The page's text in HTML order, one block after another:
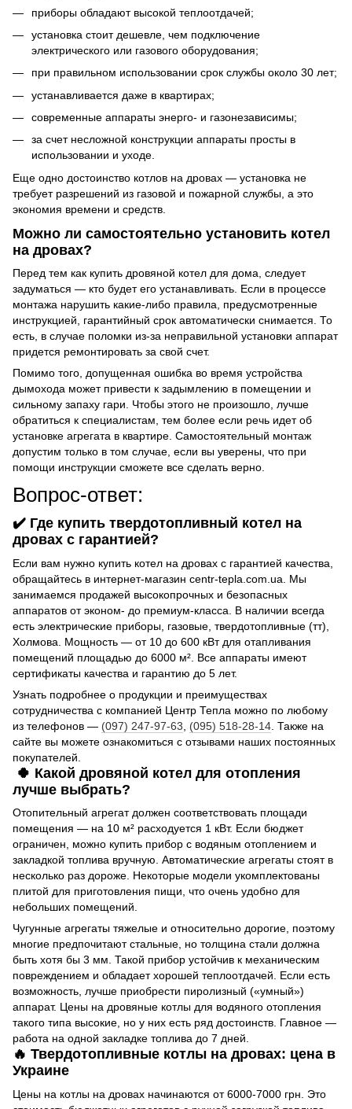
приборы обладают высокой теплоотдачей;
установка стоит дешевле, чем подключение
электрического или газового оборудования;
при правильном использовании срок службы около 30 лет;
устанавливается даже в квартирах;
современные аппараты энерго- и газонезависимы;
за счет несложной конструкции аппараты просты в
использовании и уходе.
Еще одно достоинство котлов на дровах — установка не
требует разрешений из газовой и пожарной службы, а это
экономия времени и средств.
Можно ли самостоятельно установить котел
на дровах?
Перед тем как купить дровяной котел для дома, следует
задуматься — кто будет его устанавливать. Если в процессе
монтажа нарушить какие-либо правила, предусмотренные
инструкцией, гарантийный срок автоматически снимается. То
есть, в случае поломки из-за неправильной установки аппарат
придется ремонтировать за свой счет.
Помимо того, допущенная ошибка во время устройства
дымохода может привести к задымлению в помещении и
сильному запаху гари. Чтобы этого не произошло, лучше
обратиться к специалистам, тем более если речь идет об
установке агрегата в квартире. Самостоятельный монтаж
допустим только в том случае, если вы уверены, что при
помощи инструкции сможете все сделать верно.
Вопрос-ответ:
✔️ Где купить твердотопливный котел на
дровах с гарантией?
Если вам нужно купить котел на дровах с гарантией качества,
обращайтесь в интернет-магазин centr-tepla.com.ua. Мы
занимаемся продажей высокопрочных и безопасных
аппаратов от эконом- до премиум-класса. В наличии всегда
есть электрические приборы, газовые, твердотопливные (тт),
Холмова. Мощность — от 10 до 600 кВт для отапливания
помещений площадью до 6000 м². Все аппараты имеют
сертификаты качества и гарантию до 5 лет.
Узнать подробнее о продукции и преимуществах
сотрудничества с компанией Центр Тепла можно по любому
из телефонов — (097) 247-97-63 (095) 518-28-14 . Также на
сайте вы можете ознакомиться с отзывами наших постоянных
покупателей.
🍀 Какой дровяной котел для отопления
лучше выбрать?
Отопительный агрегат должен соответствовать площади
помещения — на 10 м² расходуется 1 кВт. Если бюджет
ограничен, можно купить прибор с водяным отоплением и
закладкой топлива вручную. Автоматические агрегаты стоят в
несколько раз дороже. Некоторые модели укомплектованы
плитой для приготовления пищи, что очень удобно для
небольших помещений.
Чугунные агрегаты тяжелые и относительно дорогие, поэтому
многие предпочитают стальные, но толщина стали должна
быть хотя бы 3 мм. Такой прибор устойчив к механическим
повреждением и обладает хорошей теплоотдачей. Если есть
возможность, лучше приобрести пиролизный («умный»)
аппарат. Цены на дровяные котлы для водяного отопления
такого типа высокие, но у них есть ряд достоинств. Главное —
работа на одной закладке топлива до 7 дней.
🔥 Твердотопливные котлы на дровах: цена в
Украине
Цены на котлы на дровах начинаются от 6000-7000 грн. Это